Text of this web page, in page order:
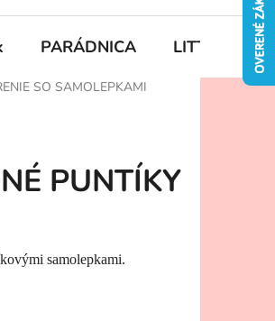
KOŠÍK
PARÁDNICA LITTLE
SO SAMOLEPKAMI
PUNTÍKY
samolepkami.